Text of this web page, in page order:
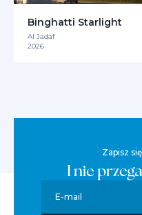
Binghatti Starlight
Al Jadaf
2026
Zapisz
I nie
E-mail